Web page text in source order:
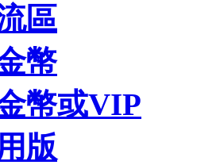
區
幣
幣或VIP
版